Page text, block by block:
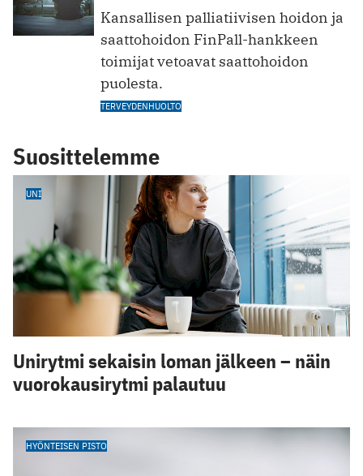
Kansallisen palliatiivisen hoidon ja
saattohoidon FinPall-hankkeen
toimijat vetoavat saattohoidon
puolesta.
TERVEYDENHUOLTO
Suosittelemme
UNI
Unirytmi sekaisin loman jälkeen – näin
vuorokausirytmi palautuu
HYÖNTEISEN PISTO